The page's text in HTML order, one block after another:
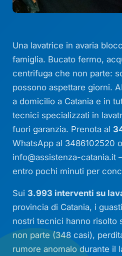
Una lavatrice in avaria
famiglia. Bucato fermo,
centrifuga che non parte:
possono aspettare giorni.
a domicilio a Catania e in
tecnici specializzati in
fuori garanzia. Prenota al
WhatsApp al 3486102520
info@assistenza-catania.it
entro pochi minuti per
Sui 3.993 interventi su
provincia di Catania, i
nostri tecnici hanno risolto
non parte (348 casi),
rumore anomalo durante il